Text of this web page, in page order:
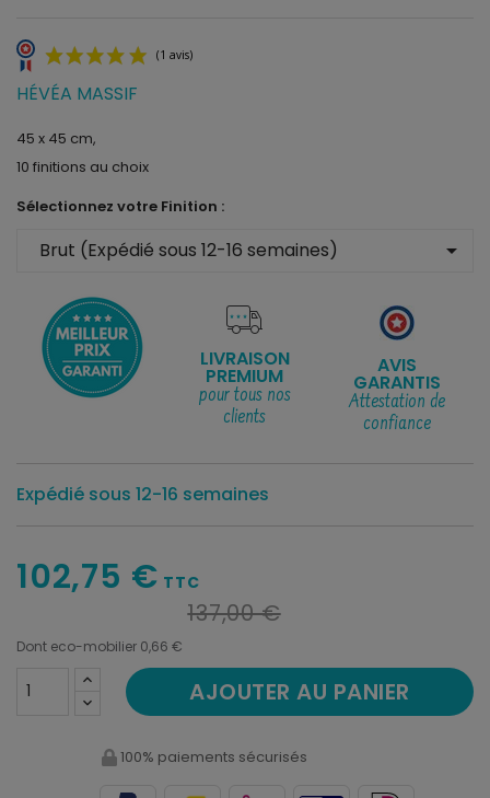
HÉVÉA MASSIF
45 x 45 cm,
10 finitions au choix
Sélectionnez votre Finition :
arrow_drop_down
LIVRAISON
PREMIUM
pour tous nos
clients
AVIS
GARANTIS
Attestation de
confiance
Expédié sous 12-16 semaines
102,75 € TTC
137,00 €
Dont eco-mobilier 0,66 €
AJOUTER AU PANIER
100% paiements sécurisés